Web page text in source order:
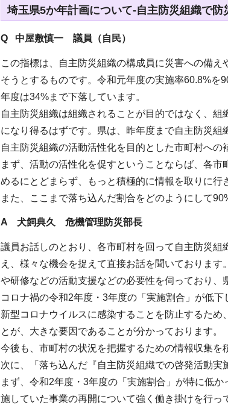
埼玉県5か年計画について-自主防災組織で
Q 中屋敷慎一 議員（自民）
この指標は、自主防災組織の構成員に災害への備
そうとするものです。令和元年度の実施率60.8%
年度は34%まで下落しています。
自主防災組織は組織されることが目的ではなく、
になり得るはずです。県は、昨年度まで自主防災
自主防災組織の活動活性化を目的とした市町村への
まず、活動の活性化を促すということならば、各
めるにとどまらず、もっと積極的に情報を取りに行
また、ここまで落ち込んだ割合をどのようにして
A 犬飼典久 危機管理防災部長
議員お話しのとおり、各市町村を回って自主防災
え、様々な機会を捉えて直接お話を聞いておりま
や研修などの活動支援などの必要性を伺っており、
コロナ禍の令和2年度・3年度の「実施割合」が低
新型コロナウイルスに感染することを防止するた
とが、大きな要因であることが分かっております。
今後も、市町村の状況を把握するための情報収集を
次に、「落ち込んだ『自主防災組織での啓発活動実
まず、令和2年度・3年度の「実施割合」が特に低
施していた事業の再開について強く働き掛けを行っ